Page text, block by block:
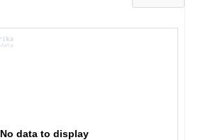
No data to display